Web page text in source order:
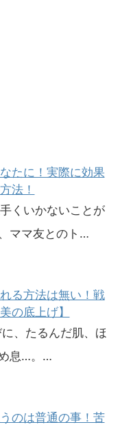
たに！実際に効果
法！
くいかないことが
ママ友とのト…
る方法は無い！戦
の底上げ】
、たるんだ肌、ほ
息…。…
のは普通の事！苦